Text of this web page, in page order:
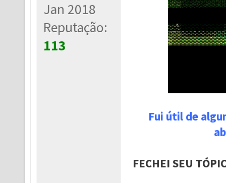
Jan 2018
Reputação:
113
Fui útil de
FECHEI SEU